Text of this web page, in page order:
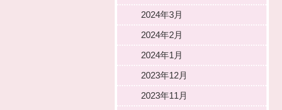
2024年3月
2024年2月
2024年1月
2023年12月
2023年11月